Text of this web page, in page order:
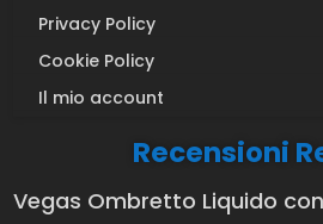
Privacy Policy
Cookie Policy
Il mio account
Recensioni
Vegas Ombretto Liquido